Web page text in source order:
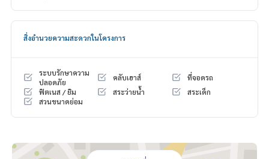
สิ่งอำนวยความสะดวกในโครงการ
ระบบรักษาความ
ปลอดภัย
คลับเฮาส์
ที่จอดรถ
ฟิตเนส / ยิม
สระว่ายน้ำ
สระเด็ก
สวนขนาดย่อม